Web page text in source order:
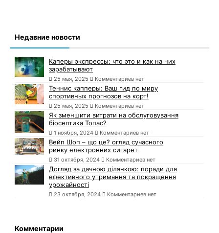
Недавние новости
Каперы экспрессы: что это и как на них
зарабатывают
25 мая, 2025 Комментариев нет
Теннис капперы: Ваш гид по миру
спортивных прогнозов на корт!
25 мая, 2025 Комментариев нет
Як зменшити витрати на обслуговування
біосептика Топас?
1 ноября, 2024 Комментариев нет
Вейп Шоп – що це? огляд сучасного
ринку електронних сигарет
31 октября, 2024 Комментариев нет
Догляд за дачною ділянкою: поради для
ефективного утримання та покращення
урожайності
23 октября, 2024 Комментариев нет
Комментарии